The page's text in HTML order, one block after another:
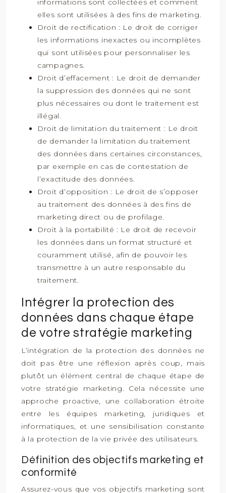
informations sont collectées et comment
elles sont utilisées à des fins de marketing.
Droit de rectification : Le droit de corriger
les informations inexactes ou incomplètes
qui sont utilisées pour personnaliser les
campagnes.
Droit d’effacement : Le droit de demander
la suppression des données qui ne sont
plus nécessaires ou dont le traitement est
illégal.
Droit de limitation du traitement : Le droit
de demander la limitation du traitement
des données dans certaines circonstances,
par exemple en cas de contestation de
l’exactitude des données.
Droit d’opposition : Le droit de s’opposer
au traitement des données à des fins de
marketing direct ou de profilage.
Droit à la portabilité : Le droit de recevoir
les données dans un format structuré et
couramment utilisé, afin de pouvoir les
transmettre à un autre responsable du
traitement.
Intégrer la protection des
données dans chaque étape
de votre stratégie marketing
L’intégration de la protection des données ne
doit pas être une réflexion après coup, mais
plutôt un élément central de chaque étape de
votre stratégie marketing. Cela nécessite une
approche proactive, une collaboration étroite
entre les équipes marketing, juridiques et
informatiques, et une sensibilisation constante
à la protection de la vie privée des utilisateurs.
Définition des objectifs marketing et
conformité
Assurez-vous que vos objectifs marketing sont